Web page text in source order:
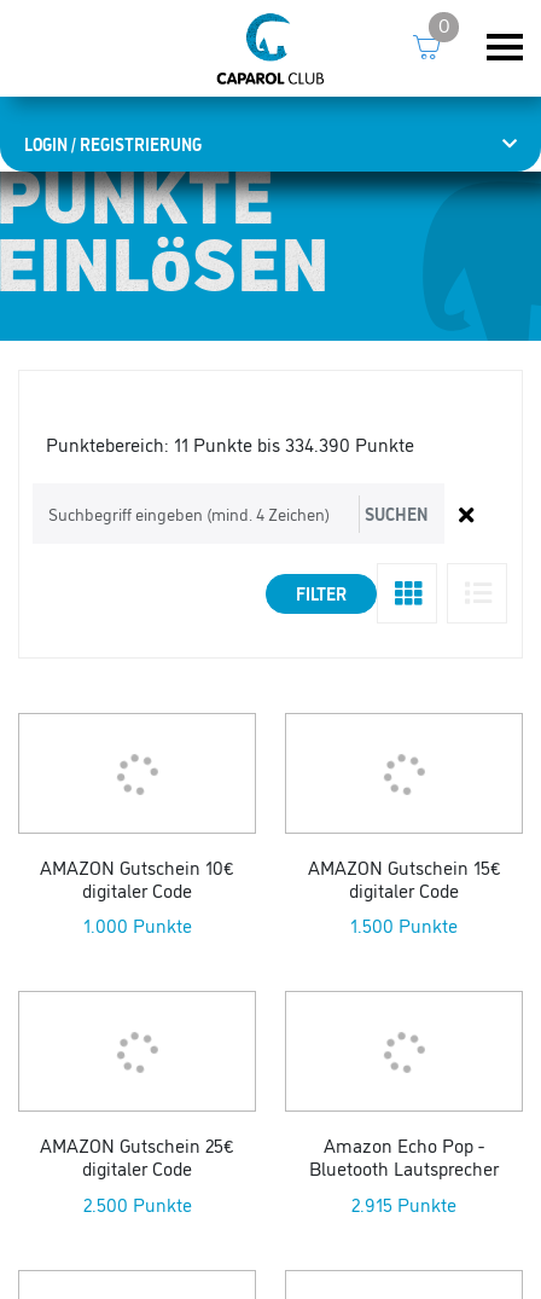
LOGIN / REGISTRIERUNG
0
Punktebereich: 11 Punkte bis 334.390 Punkte
SUCHEN
FILTER
AMAZON Gutschein 10€
digitaler Code
1.000 Punkte
AMAZON Gutschein 15€
digitaler Code
1.500 Punkte
AMAZON Gutschein 25€
digitaler Code
2.500 Punkte
Amazon Echo Pop -
Bluetooth Lautsprecher
2.915 Punkte